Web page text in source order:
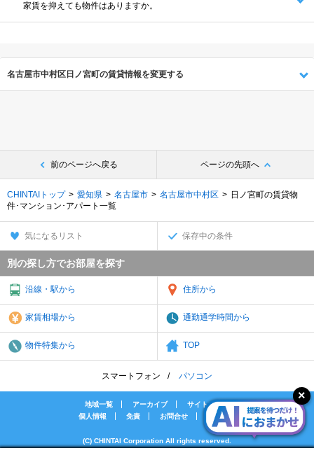
家賃を抑えても物件はありますか。
名古屋市中村区日ノ宮町の賃貸情報を変更する
前のページへ戻る ページの先頭へ
CHINTAIトップ 愛知県 名古屋市 名古屋市中村区
日ノ宮町の賃貸物
件･マンション･アパート一覧
気になるリスト 保存中の条件
別の探し方でお部屋を探す
沿線・駅から 住所から
家賃相場から 通勤通学時間から
物件特集から TOP
スマートフォン パソコン
地域一覧 アーカイブ
サイトマップ
個人情報
免責 お問合せ 会社案内
(C) CHINTAI Corporation All rights reserved.